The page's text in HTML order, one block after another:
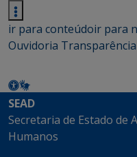
ir para conteúdoir para
Ouvidoria Transparência
SEAD
Secretaria de Estado de
Humanos